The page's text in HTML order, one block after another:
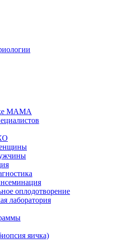
МАМА
оплодотворение
лаборатория
яичка)